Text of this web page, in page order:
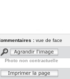
:vue de face
Photo non contractuelle